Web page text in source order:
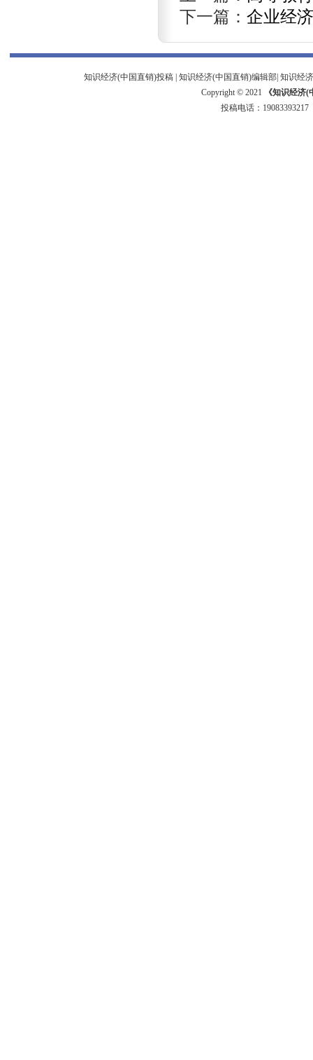
下一篇： 企业经
知识经济(中国直销)投稿| 知识经济(中国直销)编辑部| 知识经
Copyright © 2021
《知识经济
投稿电话：